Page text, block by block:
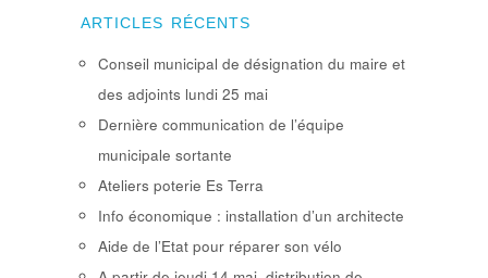
ARTICLES RÉCENTS
Conseil municipal de désignation du maire et
des adjoints lundi 25 mai
Dernière communication de l’équipe
municipale sortante
Ateliers poterie Es Terra
Info économique : installation d’un architecte
Aide de l’Etat pour réparer son vélo